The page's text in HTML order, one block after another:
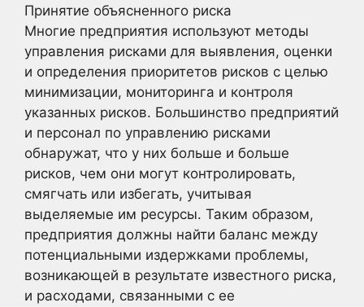
Принятие объясненного риска
Многие предприятия используют методы
управления рисками для выявления, оценки
и определения приоритетов рисков с целью
минимизации, мониторинга и контроля
указанных рисков. Большинство предприятий
и персонал по управлению рисками
обнаружат, что у них больше и больше
рисков, чем они могут контролировать,
смягчать или избегать, учитывая
выделяемые им ресурсы. Таким образом,
предприятия должны найти баланс между
потенциальными издержками проблемы,
возникающей в результате известного риска,
и расходами, связанными с ее